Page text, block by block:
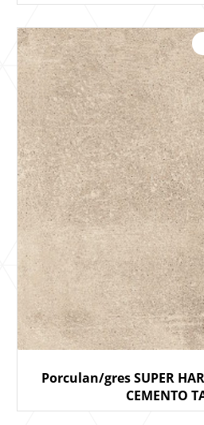
Porculan/gres SUPER
CEMENTO